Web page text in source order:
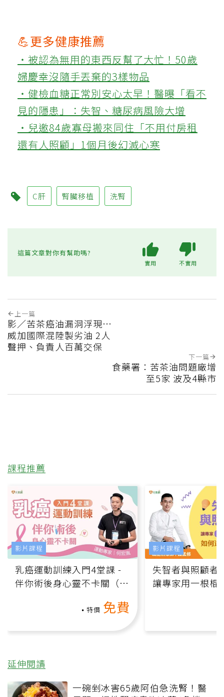
💪更多健康推薦
‧被認為無用的東西反幫了大忙！50歲
婦慶幸沒隨手丟棄的3樣物品
‧健檢血糖正常別安心太早！醫曝「看不
見的隱患」：失智、糖尿病風險大增
‧兒邀84歲寡母搬來同住「不用付房租
還有人照顧」1個月後幻滅心寒
C肝 腎臟移植 洗腎
這篇文章對你有幫助嗎?
實用 不實用
上一篇
影／苦茶癌油漏洞浮現…
威加國際混陸製劣油 2人
聲押、負責人百萬交保
下一篇
食藥署：苦茶油問題廠增
至5家 波及4縣市
課程推薦
乳癌運動訓練入門4堂課 -
伴你術後身心靈不卡關（線
特價 免費
影片課程
失智者與照顧者
讓專家用一根棍
影片課程
延伸閱讀
一碗剉冰害65歲阿伯急洗腎！醫